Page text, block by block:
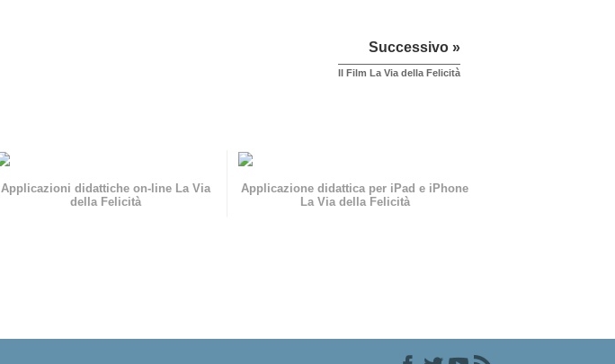
Successivo »
Il Film La Via della Felicità
Applicazioni didattiche on-line La Via
della Felicità
Applicazione didattica per iPad e iPhone
La Via della Felicità